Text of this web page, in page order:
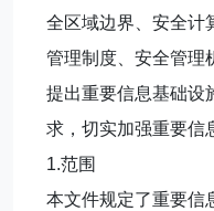
全区域边界、安全计
管理制度、安全管理
提出重要信息基础设
求，切实加强重要信
1.范围
本文件规定了重要信